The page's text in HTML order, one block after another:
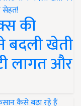
की
बदली खेती
लागत और